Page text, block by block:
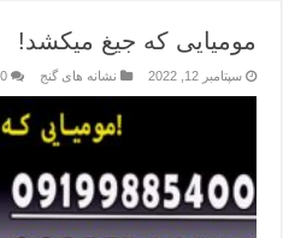
مومیایی که جیغ میکشد!
سپتامبر 12, 2022 نشانه های گنج 0